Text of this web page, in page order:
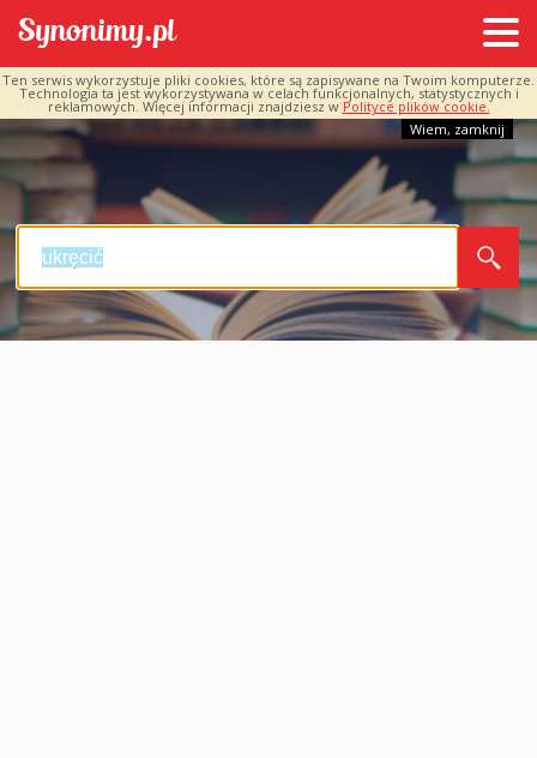
Ten serwis wykorzystuje pliki cookies, które są zapisywane na Twoim komputerze.
Technologia ta jest wykorzystywana w celach funkcjonalnych, statystycznych i
reklamowych. Więcej informacji znajdziesz w Polityce plików cookie.
Wiem, zamknij